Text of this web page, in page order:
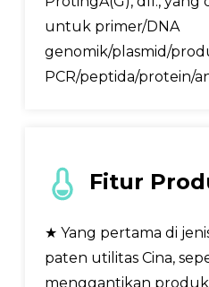
untuk primer/DNA
genomik/plasmid/
PCR/peptida/protein/
Fitur
★ Yang pertama di
paten utilitas Cina,
menggantikan